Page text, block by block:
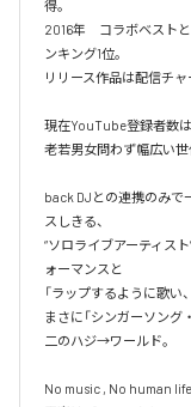
得。
2016年　コラボベスト
ンキング1位。
リリース作品は配信チ
現在YouTube登録者数
老若男女問わず幅広い
back DJとの連携のみで
スしきる、
“ソロライブアーティス
ォーマンスと
「ラップするように歌い
まさに「シンガーソング
二のハジ→ワールド。
No music , No human life